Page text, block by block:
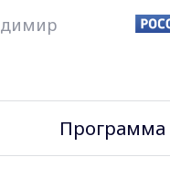
Программа